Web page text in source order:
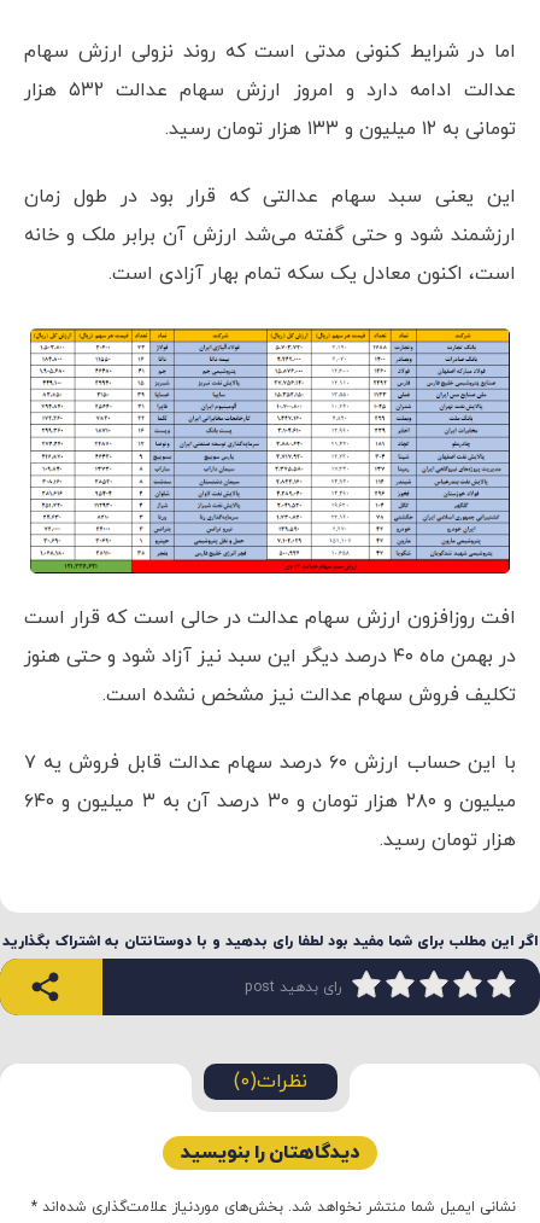
اما در شرایط کنونی مدتی است که روند نزولی ارزش سهام
عدالت ادامه دارد و امروز ارزش سهام عدالت ۵۳۲ هزار
تومانی به ۱۲ میلیون و ۱۳۳ هزار تومان رسید.
این یعنی سبد سهام عدالتی که قرار بود در طول زمان
ارزشمند شود و حتی گفته می‌شد ارزش آن برابر ملک و خانه
است، اکنون معادل یک سکه تمام بهار آزادی است.
افت روزافزون ارزش سهام عدالت در حالی است که قرار است
در بهمن ماه ۴۰ درصد دیگر این سبد نیز آزاد شود و حتی هنوز
تکلیف فروش سهام عدالت نیز مشخص نشده است.
با این حساب ارزش ۶۰ درصد سهام عدالت قابل فروش یه ۷
میلیون و ۲۸۰ هزار تومان و ۳۰ درصد آن به ۳ میلیون و ۶۴۰
هزار تومان رسید.
اگر این مطلب برای شما مفید بود لطفا رای بدهید و با دوستانتان به اشتراک بگذارید
رای بدهید post
نظرات(0)
دیدگاهتان را بنویسید
نشانی ایمیل شما منتشر نخواهد شد. بخش‌های موردنیاز علامت‌گذاری شده‌اند *